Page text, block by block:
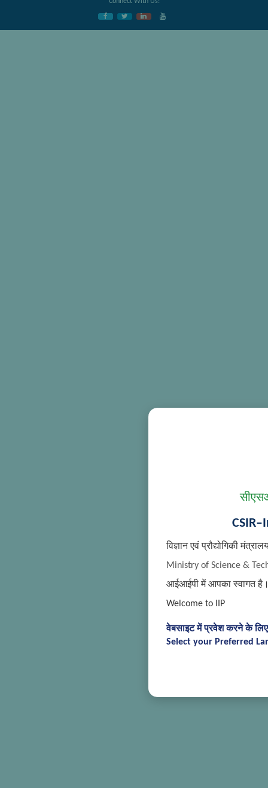
विज्ञान एवं प्रौद्योगिकी
Ministry of Science &
आईआईपी में आपका स्वागत
Welcome to IIP
वेबसाइट में प्रवेश करने के लिए
Select your Preferred